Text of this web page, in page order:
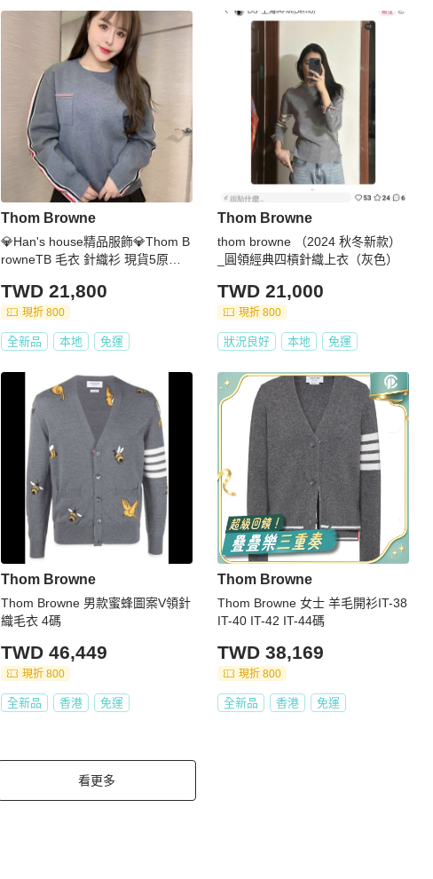
Thom Browne
💎Han's house精品服飾💎Thom B
rowneTB 毛衣 針織衫 現貨5原價4
TWD 21,800
現折 800
全新品 本地 免運
Thom Browne
thom browne （2024 秋冬新款）
_圓領經典四槓針織上衣（灰色）
TWD 21,000
現折 800
狀況良好 本地 免運
Thom Browne
Thom Browne 男款蜜蜂圖案V領針
織毛衣 4碼
TWD 46,449
現折 800
全新品 香港 免運
Thom Browne
Thom Browne 女士 羊毛開衫IT-38
IT-40 IT-42 IT-44碼
TWD 38,169
現折 800
全新品 香港 免運
看更多